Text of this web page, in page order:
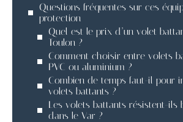
Questions fréquentes sur ces
protection
Quel est le prix d’un volet
Toulon ?
Comment choisir entre volets
PVC ou aluminium ?
Combien de temps faut-il pour
volets battants ?
Les volets battants résistent-ils
dans le Var ?